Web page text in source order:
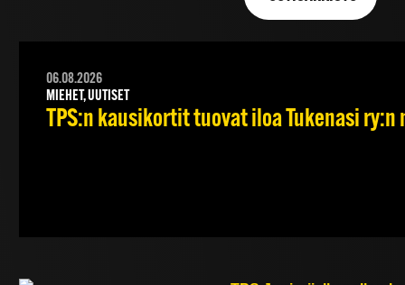
06.08.2026
MIEHET, UUTISET
TPS:n kausikortit tuovat iloa Tukenasi